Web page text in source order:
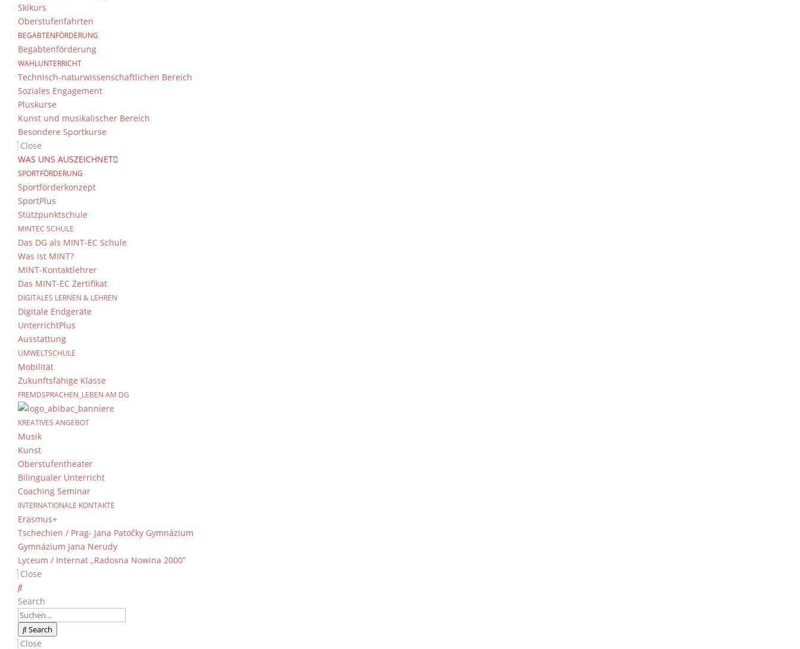
Skikurs
Oberstufenfahrten
BEGABTENFÖRDERUNG
Begabtenförderung
WAHLUNTERRICHT
Technisch-naturwissenschaftlichen Bereich
Soziales Engagement
Pluskurse
Kunst und musikalischer Bereich
Besondere Sportkurse
Close
WAS UNS AUSZEICHNET
SPORTFÖRDERUNG
Sportförderkonzept
SportPlus
Stützpunktschule
MINTEC SCHULE
Das DG als MINT-EC Schule
Was ist MINT?
MINT-Kontaktlehrer
Das MINT-EC Zertifikat
DIGITALES LERNEN & LEHREN
Digitale Endgeräte
UnterrichtPlus
Ausstattung
UMWELTSCHULE
Mobilität
Zukunftsfähige Klasse
FREMDSPRACHEN_LEBEN AM DG
KREATIVES ANGEBOT
Musik
Kunst
Oberstufentheater
Bilingualer Unterricht
Coaching Seminar
INTERNATIONALE KONTAKTE
Erasmus+
Tschechien / Prag- Jana Patočky Gymnázium
Gymnázium Jana Nerudy
Lyceum / Internat „Radosna Nowina 2000”
Close
Search
Search
Close
Neuanmeldung nun auch digital
von
Ab sofort ist es möglich, sämtliche Anmeldeunterlagen digital auszufüllen und zu Hause auszudrucken.
Übertrittszeugnis und Impfpass müssen Sie im Original vorlegen. Eine Anmeldung per Post bzw. Einwurf in unseren
Briefkasten am Haupteingang ist somit möglich und reduziert Ansteckungsgefahren.
folgenden Zeiten möglich: